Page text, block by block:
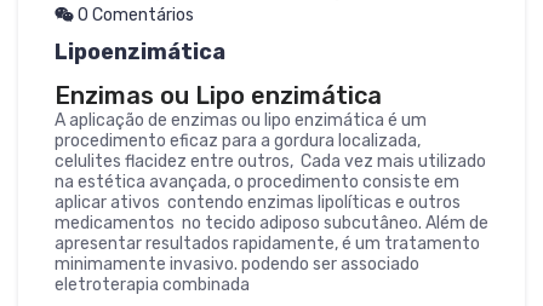
0 Comentários
Lipoenzimática
Enzimas ou Lipo enzimática
A aplicação de enzimas ou lipo enzimática é um
procedimento eficaz para a gordura localizada,
celulites flacidez entre outros, Cada vez mais utilizado
na estética avançada, o procedimento consiste em
aplicar ativos contendo enzimas lipolíticas e outros
medicamentos no tecido adiposo subcutâneo. Além de
apresentar resultados rapidamente, é um tratamento
minimamente invasivo. podendo ser associado
eletroterapia combinada